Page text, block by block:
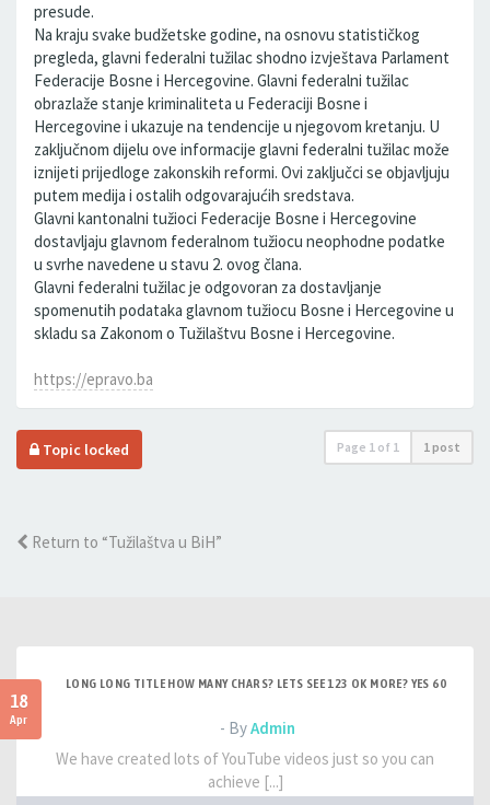
presude.
Na kraju svake budžetske godine, na osnovu statističkog
pregleda, glavni federalni tužilac shodno izvještava Parlament
Federacije Bosne i Hercegovine. Glavni federalni tužilac
obrazlaže stanje kriminaliteta u Federaciji Bosne i
Hercegovine i ukazuje na tendencije u njegovom kretanju. U
zaključnom dijelu ove informacije glavni federalni tužilac može
iznijeti prijedloge zakonskih reformi. Ovi zaključci se objavljuju
putem medija i ostalih odgovarajućih sredstava.
Glavni kantonalni tužioci Federacije Bosne i Hercegovine
dostavljaju glavnom federalnom tužiocu neophodne podatke
u svrhe navedene u stavu 2. ovog člana.
Glavni federalni tužilac je odgovoran za dostavljanje
spomenutih podataka glavnom tužiocu Bosne i Hercegovine u
skladu sa Zakonom o Tužilaštvu Bosne i Hercegovine.
https://epravo.ba
Topic locked Page 1 of 1 1 post
Return to “Tužilaštva u BiH”
18
Apr
LONG LONG TITLE HOW MANY CHARS? LETS SEE 123 OK MORE? YES 60
- ByAdmin
We have created lots of YouTube videos just so you can
achieve [...]